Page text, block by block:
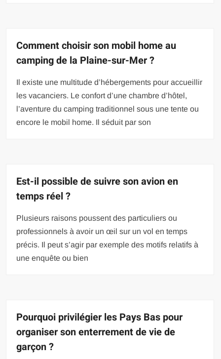
Comment choisir son mobil home au
camping de la Plaine-sur-Mer ?
Il existe une multitude d’hébergements pour accueillir
les vacanciers. Le confort d’une chambre d’hôtel,
l’aventure du camping traditionnel sous une tente ou
encore le mobil home. Il séduit par son
Est-il possible de suivre son avion en
temps réel ?
Plusieurs raisons poussent des particuliers ou
professionnels à avoir un œil sur un vol en temps
précis. Il peut s’agir par exemple des motifs relatifs à
une enquête ou bien
Pourquoi privilégier les Pays Bas pour
organiser son enterrement de vie de
garçon ?